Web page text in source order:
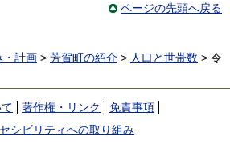
ページの先頭へ戻る
・計画 > 芳賀町の紹介 > 人口と世帯数 > 令
著作権・リンク
免責事項
シビリティへの取り組み